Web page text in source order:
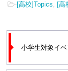
-[高校]Topics, [高
小学生対象イベ